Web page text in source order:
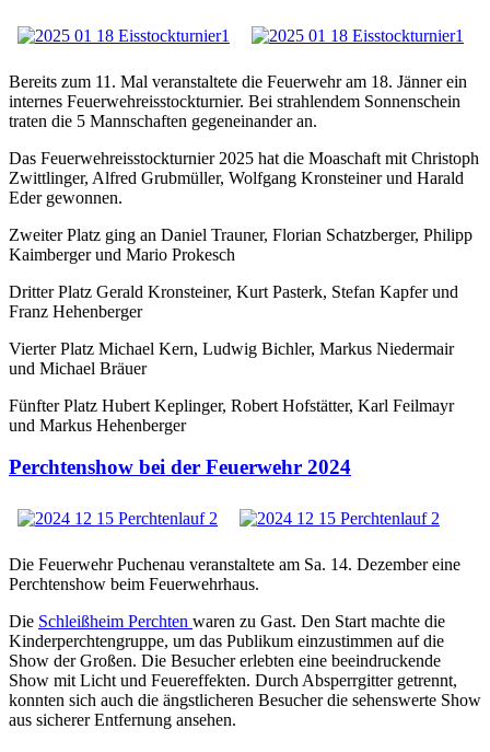
Bereits zum 11. Mal veranstaltete die Feuerwehr am 18. Jänner ein
internes Feuerwehreisstockturnier. Bei strahlendem Sonnenschein
traten die 5 Mannschaften gegeneinander an.
Das Feuerwehreisstockturnier 2025 hat die Moaschaft mit Christoph
Zwittlinger, Alfred Grubmüller, Wolfgang Kronsteiner und Harald
Eder gewonnen.
Zweiter Platz ging an Daniel Trauner, Florian Schatzberger, Philipp
Kaimberger und Mario Prokesch
Dritter Platz Gerald Kronsteiner, Kurt Pasterk, Stefan Kapfer und
Franz Hehenberger
Vierter Platz Michael Kern, Ludwig Bichler, Markus Niedermair
und Michael Bräuer
Fünfter Platz Hubert Keplinger, Robert Hofstätter, Karl Feilmayr
und Markus Hehenberger
Perchtenshow bei der Feuerwehr 2024
Die Feuerwehr Puchenau veranstaltete am Sa. 14. Dezember eine
Perchtenshow beim Feuerwehrhaus.
Die Schleißheim Perchten waren zu Gast. Den Start machte die
Kinderperchtengruppe, um das Publikum einzustimmen auf die
Show der Großen. Die Besucher erlebten eine beeindruckende
Show mit Licht und Feuereffekten. Durch Absperrgitter getrennt,
konnten sich auch die ängstlicheren Besucher die sehenswerte Show
aus sicherer Entfernung ansehen.